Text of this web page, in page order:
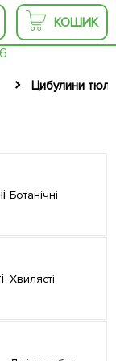
КОШИК
Цибулини
Ботанічні
Хвилясті